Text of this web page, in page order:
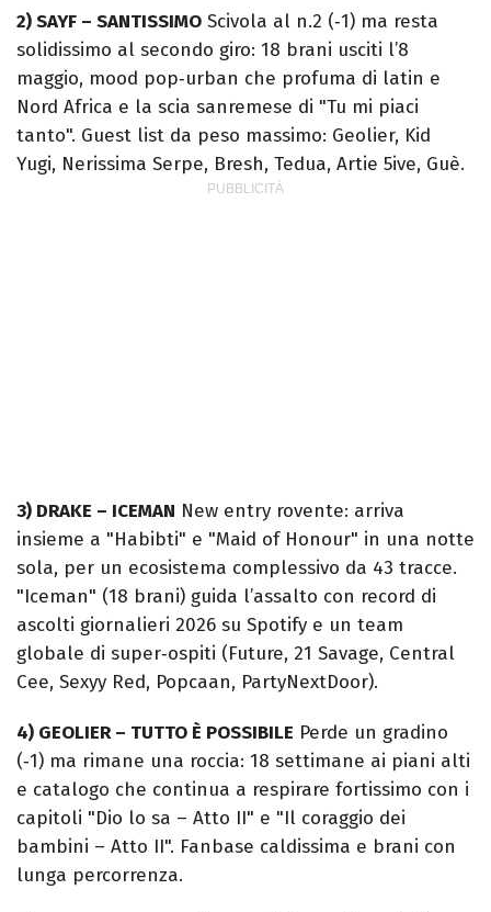
2) SAYF – SANTISSIMO Scivola al n.2 (‑1) ma resta
solidissimo al secondo giro: 18 brani usciti l’8
maggio, mood pop‑urban che profuma di latin e
Nord Africa e la scia sanremese di "Tu mi piaci
tanto". Guest list da peso massimo: Geolier, Kid
Yugi, Nerissima Serpe, Bresh, Tedua, Artie 5ive, Guè.
3) DRAKE – ICEMAN New entry rovente: arriva
insieme a "Habibti" e "Maid of Honour" in una notte
sola, per un ecosistema complessivo da 43 tracce.
"Iceman" (18 brani) guida l’assalto con record di
ascolti giornalieri 2026 su Spotify e un team
globale di super‑ospiti (Future, 21 Savage, Central
Cee, Sexyy Red, Popcaan, PartyNextDoor).
4) GEOLIER – TUTTO È POSSIBILE Perde un gradino
(‑1) ma rimane una roccia: 18 settimane ai piani alti
e catalogo che continua a respirare fortissimo con i
capitoli "Dio lo sa – Atto II" e "Il coraggio dei
bambini – Atto II". Fanbase caldissima e brani con
lunga percorrenza.